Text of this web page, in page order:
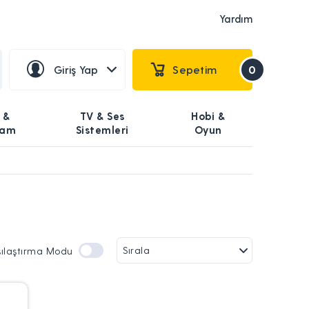
Yardım
Giriş Yap Sepetim 0
&
TV & Ses
Sistemleri
Hobi &
Oyun
Modu